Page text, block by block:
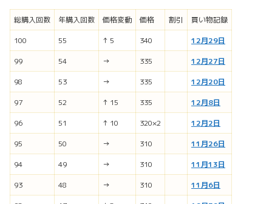
総購入回数 年購入回数 価格変動 価格 割引
買い物記録
100
55 ↑ 5 340
12月29日
99
54 → 335
12月27日
98
53 → 335
12月20日
97
52 ↑ 15 335
12月8日
96
51 ↑ 10 320×2
12月2日
95
50 → 310
11月26日
94
49 → 310
11月13日
93
48 → 310
11月6日